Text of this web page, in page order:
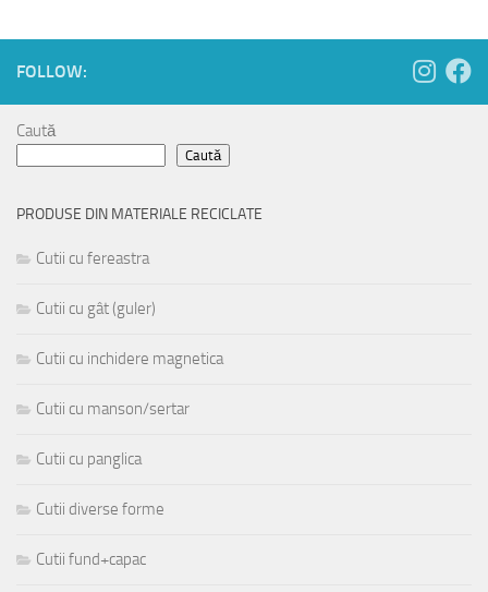
FOLLOW:
Caută
Caută
PRODUSE DIN MATERIALE RECICLATE
Cutii cu fereastra
Cutii cu gât (guler)
Cutii cu inchidere magnetica
Cutii cu manson/sertar
Cutii cu panglica
Cutii diverse forme
Cutii fund+capac